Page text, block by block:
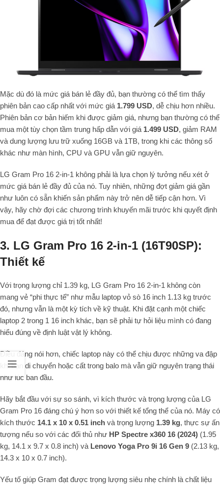
Mặc dù đó là mức giá bán lẻ đầy đủ, bạn thường có thể tìm thấy
phiên bản cao cấp nhất với mức giá 1.799 USD, dễ chịu hơn nhiều.
Phiên bản cơ bản hiếm khi được giảm giá, nhưng bạn thường có thể
mua một tùy chọn tầm trung hấp dẫn với giá 1.499 USD, giảm RAM
và dung lượng lưu trữ xuống 16GB và 1TB, trong khi các thông số
khác như màn hình, CPU và GPU vẫn giữ nguyên.
LG Gram Pro 16 2-in-1 không phải là lựa chọn lý tưởng nếu xét ở
mức giá bán lẻ đầy đủ của nó. Tuy nhiên, những đợt giảm giá gần
như luôn có sẵn khiến sản phẩm này trở nên dễ tiếp cận hơn. Vì
vậy, hãy chờ đợi các chương trình khuyến mãi trước khi quyết định
mua để đạt được giá trị tốt nhất!
3. LG Gram Pro 16 2-in-1 (16T90SP):
Thiết kế
Với trọng lượng chỉ 1.39 kg, LG Gram Pro 16 2-in-1 không còn
mang vẻ “phi thực tế” như mẫu laptop vỏ sò 16 inch 1.13 kg trước
đó, nhưng vẫn là một kỳ tích về kỹ thuật. Khi đặt cạnh một chiếc
laptop 2 trong 1 16 inch khác, bạn sẽ phải tự hỏi liệu mình có đang
hiểu đúng về định luật vật lý không.
Điều đáng nói hơn, chiếc laptop này có thể chịu được những va đập
khi bạn di chuyển hoặc cất trong balo mà vẫn giữ nguyên trạng thái
như lúc ban đầu.
Hãy bắt đầu với sự so sánh, vì kích thước và trọng lượng của LG
Gram Pro 16 đáng chú ý hơn so với thiết kế tổng thể của nó. Máy có
kích thước 14.1 x 10 x 0.51 inch và trọng lượng 1.39 kg, thực sự ấn
tượng nếu so với các đối thủ như HP Spectre x360 16 (2024) (1.95
kg, 14.1 x 9.7 x 0.8 inch) và Lenovo Yoga Pro 9i 16 Gen 9 (2.13 kg,
14.3 x 10 x 0.7 inch).
Yếu tố giúp Gram đạt được trọng lượng siêu nhẹ chính là chất liệu